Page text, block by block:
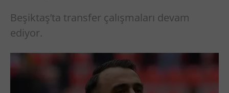
Beşiktaş’ta transfer çalışmaları devam
ediyor.